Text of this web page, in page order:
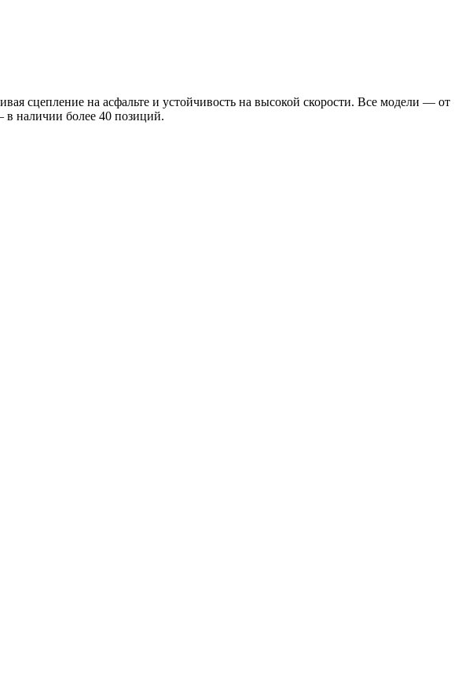
сцепление на асфальте и устойчивость на высокой скорости. Все модели — от
в наличии более 40 позиций.